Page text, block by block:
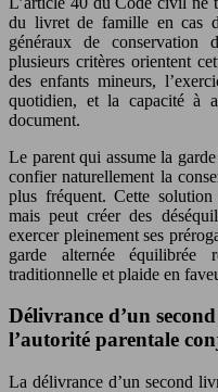
du livret de famille en cas
généraux de conservation
plusieurs critères orientent
des enfants mineurs,
quotidien, et la capacité à
document.
Le parent qui assume la
confier naturellement la
plus fréquent. Cette solution
mais peut créer des
exercer pleinement ses
garde alternée équilibrée
traditionnelle et plaide en
Délivrance d’un
l’autorité parentale
La délivrance d’un second